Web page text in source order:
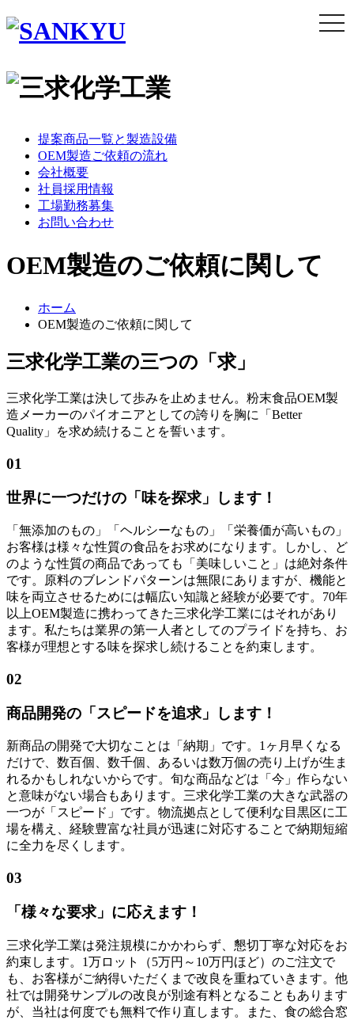
提案商品一覧と製造設備
OEM製造ご依頼の流れ
会社概要
社員採用情報
工場勤務募集
お問い合わせ
OEM製造のご依頼に関して
ホーム
OEM製造のご依頼に関して
三求化学工業の三つの「求」
三求化学工業は決して歩みを止めません。粉末食品OEM製
造メーカーのパイオニアとしての誇りを胸に「Better
Quality」を求め続けることを誓います。
01
世界に一つだけの 「味を探求」 します！
「無添加のもの」「ヘルシーなもの」「栄養価が高いもの」
お客様は様々な性質の食品をお求めになります。しかし、ど
のような性質の商品であっても「美味しいこと」は絶対条件
です。原料のブレンドパターンは無限にありますが、機能と
味を両立させるためには幅広い知識と経験が必要です。70年
以上OEM製造に携わってきた三求化学工業にはそれがあり
ます。私たちは業界の第一人者としてのプライドを持ち、お
客様が理想とする味を探求し続けることを約束します。
02
商品開発の 「スピードを追求」 します！
新商品の開発で大切なことは「納期」です。1ヶ月早くなる
だけで、数百個、数千個、あるいは数万個の売り上げが生ま
れるかもしれないからです。旬な商品などは「今」作らない
と意味がない場合もあります。三求化学工業の大きな武器の
一つが「スピード」です。物流拠点として便利な目黒区に工
場を構え、経験豊富な社員が迅速に対応することで納期短縮
に全力を尽くします。
03
「様々な要求」 に応えます！
三求化学工業は発注規模にかかわらず、懇切丁寧な対応をお
約束します。1万ロット（5万円～10万円ほど）のご注文で
も、お客様がご納得いただくまで改良を重ねていきます。他
社では開発サンプルの改良が別途有料となることもあります
が、当社は何度でも無料で作り直します。また、食の総合窓